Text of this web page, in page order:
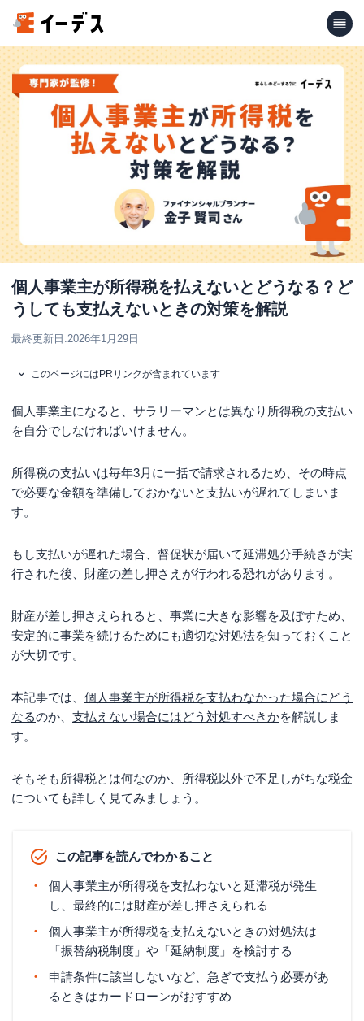
個人事業主が所得税を払えないとどうなる？ど
うしても支払えないときの対策を解説
最終更新日:2026年1月29日
このページにはPRリンクが含まれています
個人事業主になると、サラリーマンとは異なり所得税の支払い
を自分でしなければいけません。
所得税の支払いは毎年3月に一括で請求されるため、その時点
で必要な金額を準備しておかないと支払いが遅れてしまいま
す。
もし支払いが遅れた場合、督促状が届いて延滞処分手続きが実
行された後、財産の差し押さえが行われる恐れがあります。
財産が差し押さえられると、事業に大きな影響を及ぼすため、
安定的に事業を続けるためにも適切な対処法を知っておくこと
が大切です。
本記事では、 個人事業主が所得税を支払わなかった場合にどう
なるのか、 支払えない場合にはどう対処すべきかを解説しま
す。
そもそも所得税とは何なのか、所得税以外で不足しがちな税金
についても詳しく見てみましょう。
この記事を読んでわかること
個人事業主が所得税を支払わないと延滞税が発生
し、最終的には財産が差し押さえられる
個人事業主が所得税を支払えないときの対処法は
「振替納税制度」や「延納制度」を検討する
申請条件に該当しないなど、急ぎで支払う必要があ
るときはカードローンがおすすめ